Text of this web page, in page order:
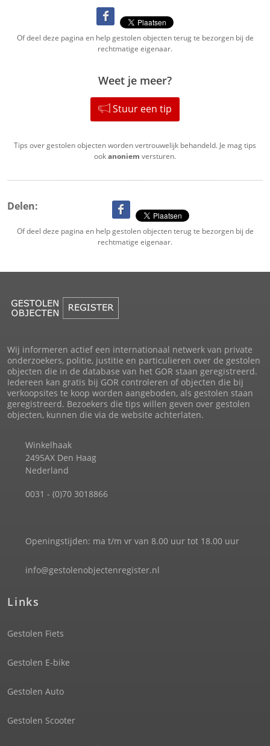
Of deel deze pagina en help gestolen objecten terug te bezorgen bij de
rechtmatige eigenaar.
Weet je meer?
Stuur een tip
Tips over gestolen objecten worden vertrouwelijk behandeld. Je mag tips
ookanoniem versturen.
Delen:
Of deel deze pagina en help gestolen objecten terug te bezorgen bij de
rechtmatige eigenaar.
Wij informeren actief een internationaal netwerk van private
onderzoekers, politie, justitie en particulieren over de gestolen
objecten die in de database van het GOR staan geregistreerd.
Iedereen kan gratis bij GOR controleren of objecten die bij
verkoopsites te koop worden aangeboden, als gestolen staan
geregistreerd. Bezoekers die tips willen geven over gestolen
objecten, kunnen die via de website achterlaten.
Winkelhaak
2495AX Den Haag
Nederland
0031 - (0)70 3018866
Openingstijden: ma t/m vr van 8.00 uur tot 18.00 uur
info@gestolenobjectenregister.nl
Links
Gestolen Fiets
Gestolen E-bike
Gestolen Auto
Gestolen Scooter